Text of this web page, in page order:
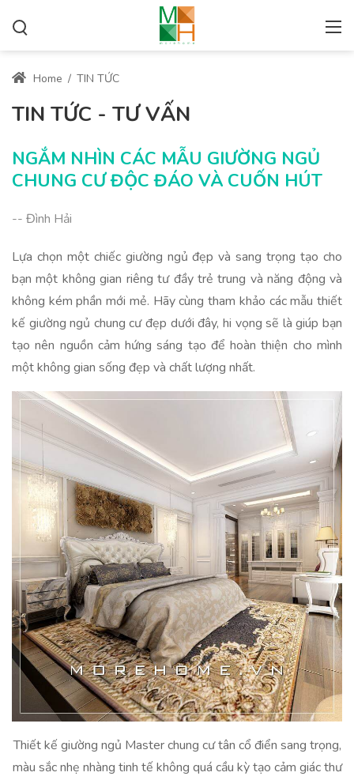
Home / TIN TỨC
TIN TỨC - TƯ VẤN
NGẮM NHÌN CÁC MẪU GIƯỜNG NGỦ
CHUNG CƯ ĐỘC ĐÁO VÀ CUỐN HÚT
-- Đình Hải
Lựa chọn một chiếc giường ngủ đẹp và sang trọng tạo cho
bạn một không gian riêng tư đầy trẻ trung và năng động và
không kém phần mới mẻ. Hãy cùng tham khảo các mẫu thiết
kế giường ngủ chung cư đẹp dưới đây, hi vọng sẽ là giúp bạn
tạo nên nguồn cảm hứng sáng tạo để hoàn thiện cho mình
một không gian sống đẹp và chất lượng nhất.
Thiết kế giường ngủ Master chung cư tân cổ điển sang trọng,
màu sắc nhẹ nhàng tinh tế không quá cầu kỳ tạo cảm giác thư